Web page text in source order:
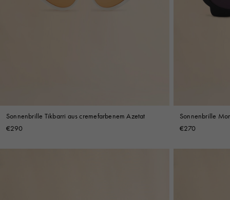
Sonnenbrille Tikbarri aus cremefarbenem Azetat
€290
Sonnenbrille
€270